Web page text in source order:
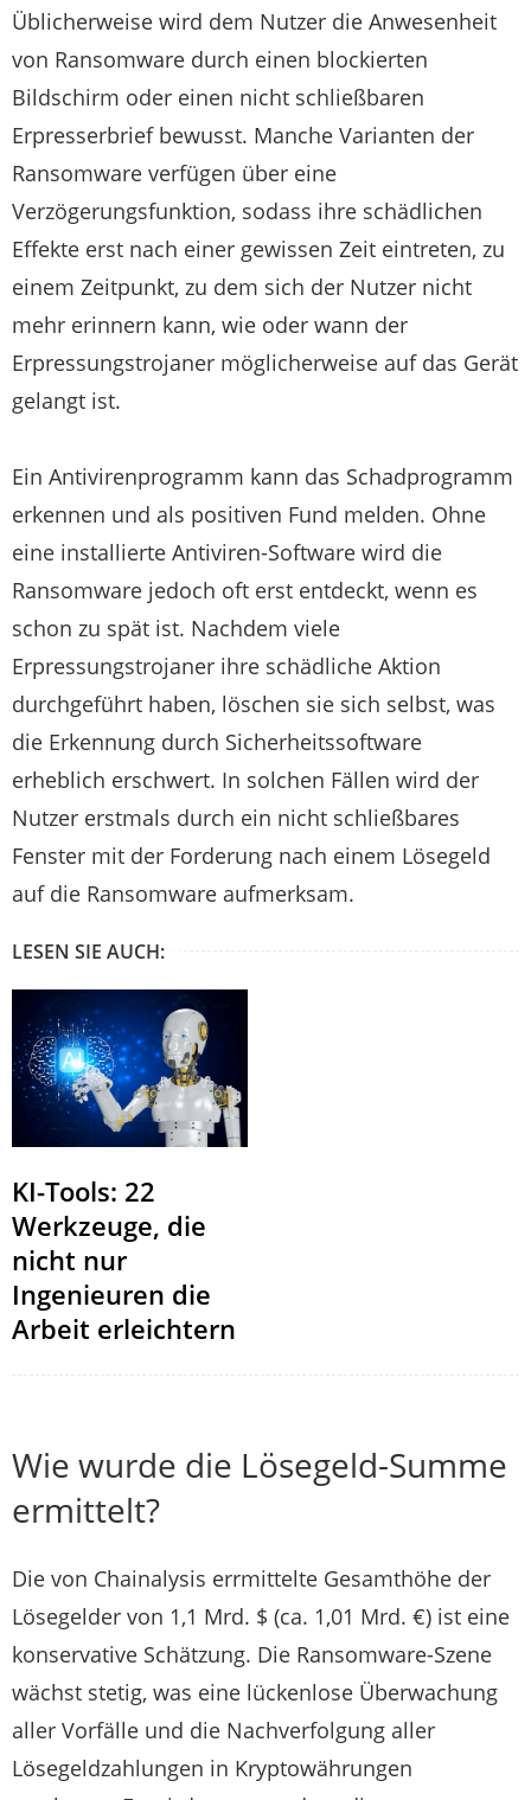
Üblicherweise wird dem Nutzer die Anwesenheit
von Ransomware durch einen blockierten
Bildschirm oder einen nicht schließbaren
Erpresserbrief bewusst. Manche Varianten der
Ransomware verfügen über eine
Verzögerungsfunktion, sodass ihre schädlichen
Effekte erst nach einer gewissen Zeit eintreten, zu
einem Zeitpunkt, zu dem sich der Nutzer nicht
mehr erinnern kann, wie oder wann der
Erpressungstrojaner möglicherweise auf das Gerät
gelangt ist.
Ein Antivirenprogramm kann das Schadprogramm
erkennen und als positiven Fund melden. Ohne
eine installierte Antiviren-Software wird die
Ransomware jedoch oft erst entdeckt, wenn es
schon zu spät ist. Nachdem viele
Erpressungstrojaner ihre schädliche Aktion
durchgeführt haben, löschen sie sich selbst, was
die Erkennung durch Sicherheitssoftware
erheblich erschwert. In solchen Fällen wird der
Nutzer erstmals durch ein nicht schließbares
Fenster mit der Forderung nach einem Lösegeld
auf die Ransomware aufmerksam.
LESEN SIE AUCH:
KI-Tools: 22
Werkzeuge, die
nicht nur
Ingenieuren die
Arbeit erleichtern
Wie wurde die Lösegeld-Summe
ermittelt?
Die von Chainalysis errmittelte Gesamthöhe der
Lösegelder von 1,1 Mrd. $ (ca. 1,01 Mrd. €) ist eine
konservative Schätzung. Die Ransomware-Szene
wächst stetig, was eine lückenlose Überwachung
aller Vorfälle und die Nachverfolgung aller
Lösegeldzahlungen in Kryptowährungen